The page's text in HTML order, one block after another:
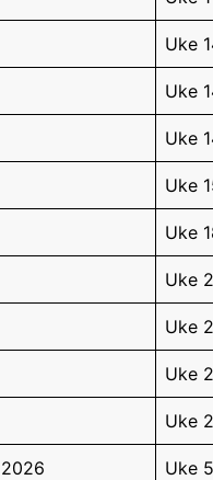
Uke
Uke
Uke
Uke
Uke
Uke
Uke
Uke
Uke
Uke